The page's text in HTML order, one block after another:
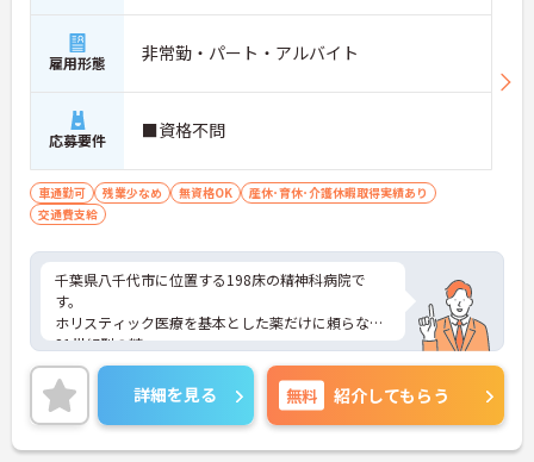
雇用形態 非常勤・パート・アルバイト
応募要件 ■資格不問
車通勤可 残業少なめ 無資格OK
産休･育休･介護休暇取得実績あり
交通費支給
千葉県八千代市に位置する198床の精神科病院で
す。
ホリスティック医療を基本とした薬だけに頼らない
21世紀型の精
神科医療を目指し、多職種協働で患者様をサポート
しております。
日勤帯でのお仕事ですので、プライベートとの両立
もしやすいです。
ご興味ある方には、面接対策ポイントなど、さらに
詳細を見る 無料 紹介してもらう